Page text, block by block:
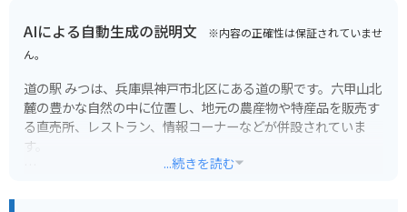
AIによる自動生成の説明文 ※内容の正確性は保証されていませ
ん。
道の駅 みつは、兵庫県神戸市北区にある道の駅です。六甲山北
麓の豊かな自然の中に位置し、地元の農産物や特産品を販売す
る直売所、レストラン、情報コーナーなどが併設されていま
す。
...続きを読む